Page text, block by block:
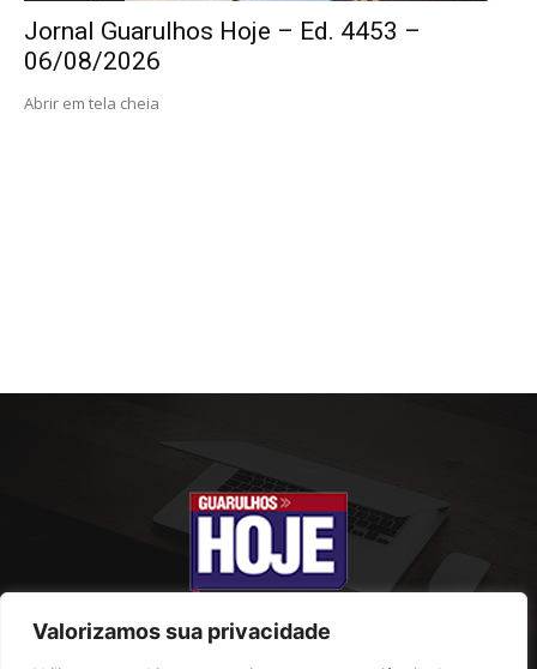
Valorizamos sua privacidade
Jornal Guarulhos Hoje – Ed. 4453 –
06/08/2026
Abrir em tela cheia